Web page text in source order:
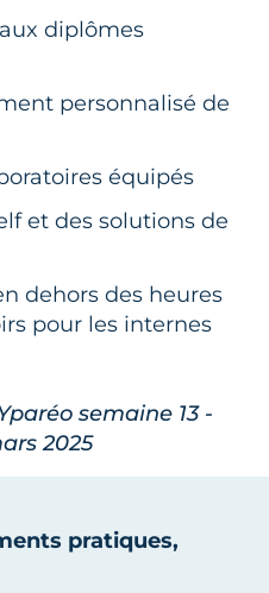
aux diplômes
personnalisé de
équipés
et des solutions de
dehors des heures
pour les internes
semaine 13 -
2025
pratiques,